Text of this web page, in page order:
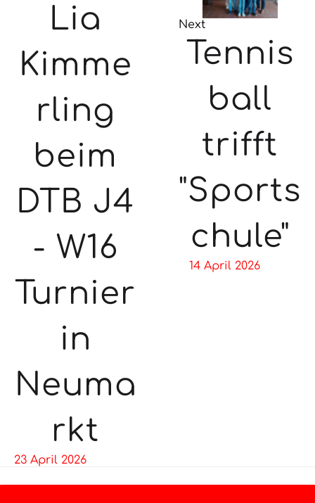
Lia
Kimme
rling
beim
DTB J4
- W16
Turnier
in
Neuma
rkt
23 April 2026
Next
Tennis
ball
trifft
"Sports
chule"
14 April 2026